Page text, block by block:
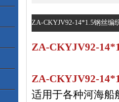
ZA-CKYJV92-14*1.5钢丝编
ZA-CKYJV92-
ZA-CKYJV92-
适用于各种河海船